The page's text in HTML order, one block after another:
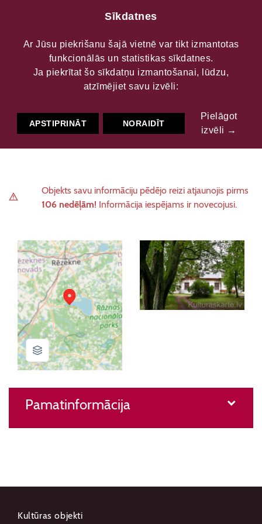
Zosnas muiža
Kultūrvēsturiskās vietas
Arhitektūra
Kultūrvēsturiskās vietas
Pils, muiža
Objekts savu informāciju pēdējo reizi atjaunojis pirms
106 nedēļām! Informācija iespējams ir novecojusi.
Pamatinformācija
Kultūras objekti
Sīkdatnes
Ar Jūsu piekrišanu šajā vietnē var tikt izmantotas
funkcionālās un statistikas sīkdatnes.
Ja piekrītat šo sīkdatņu izmantošanai, lūdzu,
atzīmējiet savu izvēli:
APSTIPRINĀT NORAIDĪT
Pielāgot
izvēli →